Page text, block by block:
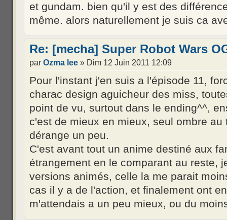
et gundam. bien qu'il y est des
même. alors naturellement je suis ca
Re: [mecha] Super Robot Wars
par Ozma lee » Dim 12 Juin 2011 12:09
Pour l'instant j'en suis a l'épisode 11,
charac design aguicheur des miss,
point de vu, surtout dans le ending^^,
c'est de mieux en mieux, seul ombre
dérange un peu.
C'est avant tout un anime destiné aux
étrangement en le comparant au reste,
versions animés, celle la me parait
cas il y a de l'action, et finalement ont
m'attendais a un peu mieux, ou du